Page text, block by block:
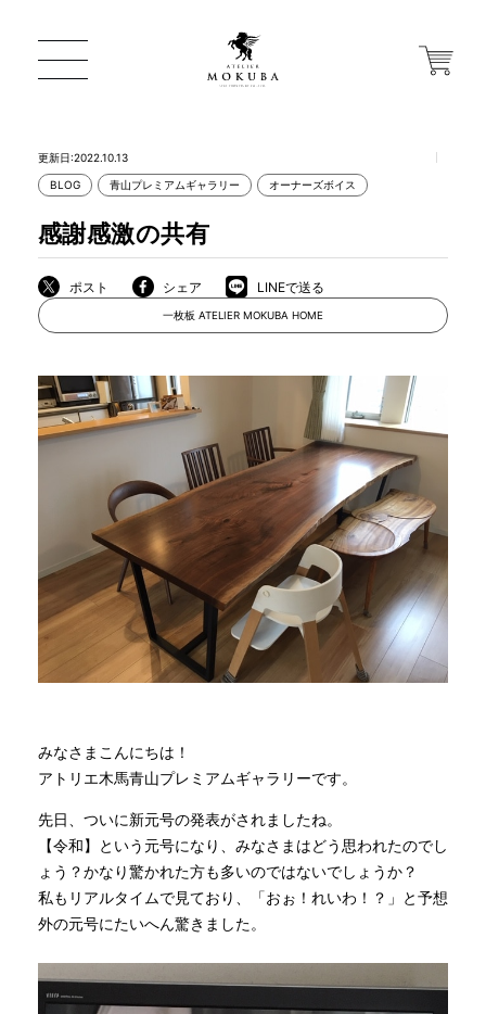
店舗から探す
MOKUBA について
商品情報
直営店
イベント
全商品一覧
新入荷情報
納品事例
更新日:2022.10.13
BLOG 青山プレミアムギャラリー オーナーズボイス
感謝感激の共有
ポスト シェア LINEで送る
一枚板 ATELIER MOKUBA HOME
みなさまこんにちは！
アトリエ木馬青山プレミアムギャラリーです。
先日、ついに新元号の発表がされましたね。
【令和】という元号になり、みなさまはどう思われたのでし
ょう？かなり驚かれた方も多いのではないでしょうか？
私もリアルタイムで見ており、「おぉ！れいわ！？」と予想
外の元号にたいへん驚きました。